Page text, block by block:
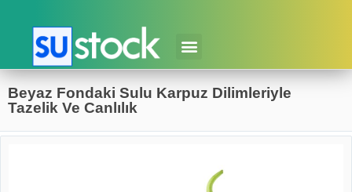
Beyaz Fondaki Sulu Karpuz Dilimleriyle
Tazelik Ve Canlılık